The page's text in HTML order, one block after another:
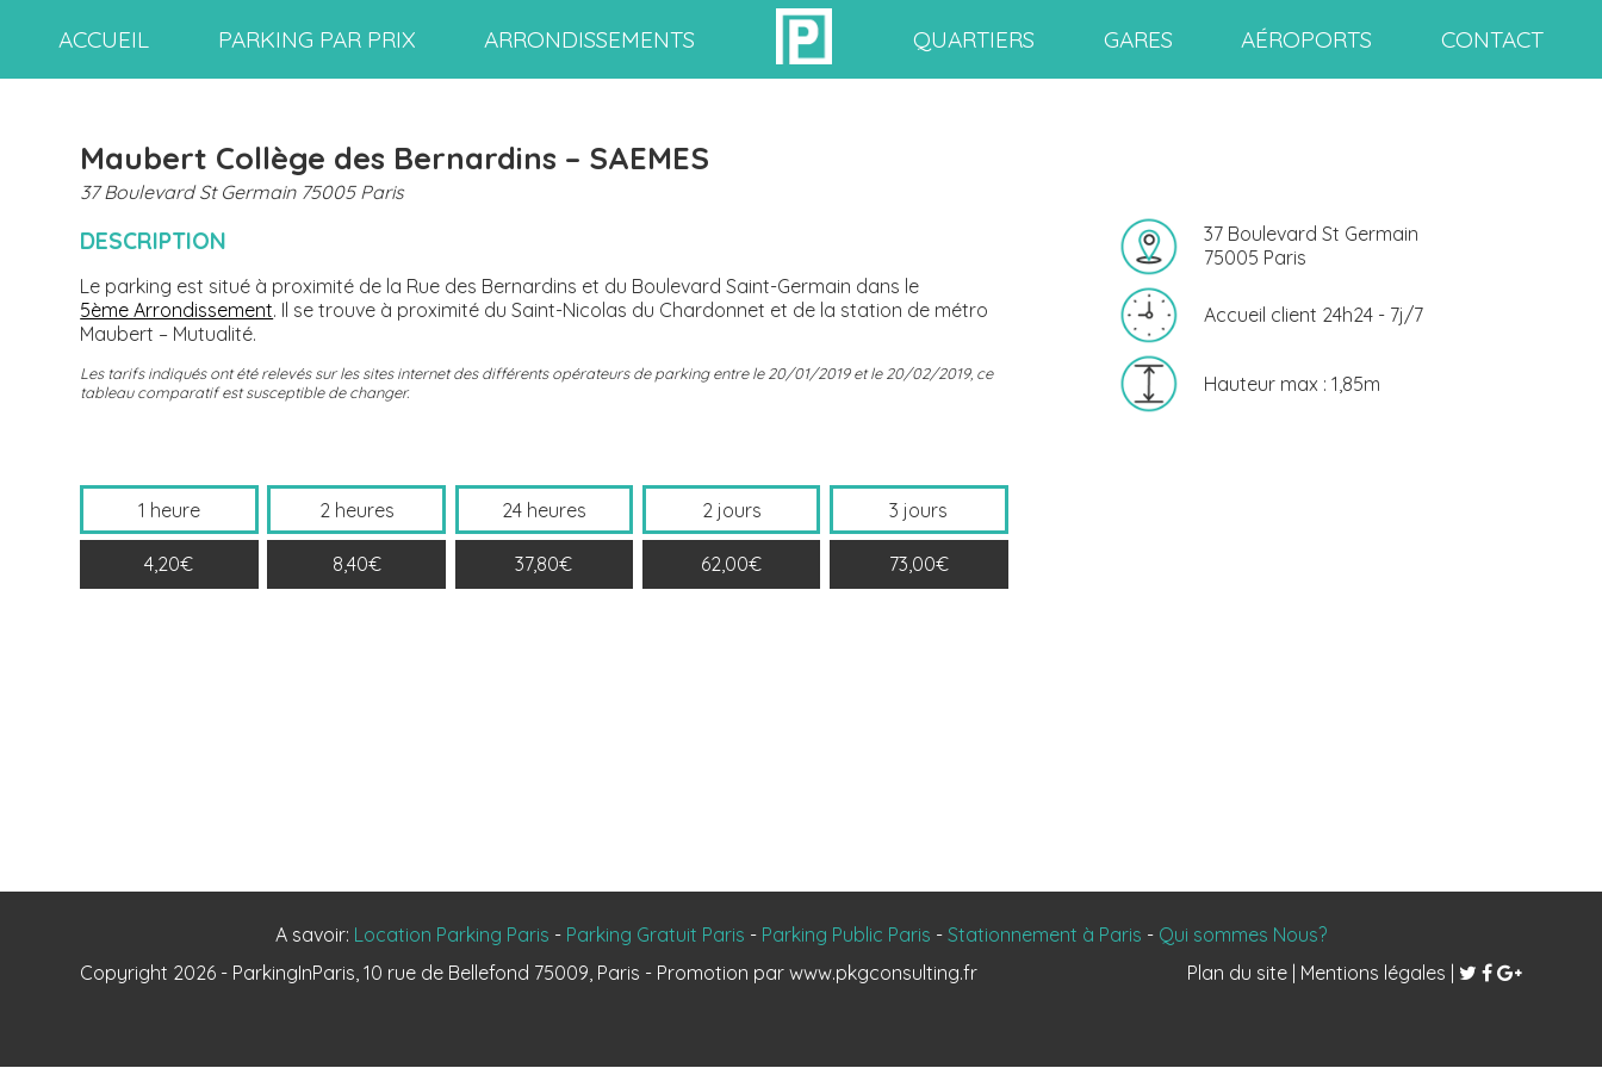
ACCUEIL PARKING PAR PRIX ARRONDISSEMENTS QUARTIERS GARES AÉROPORTS CONTACT
Maubert Collège des Bernardins – SAEMES
37 Boulevard St Germain 75005 Paris
DESCRIPTION
Le parking est situé à proximité de la Rue des Bernardins et du Boulevard Saint-Germain dans le
5ème Arrondissement. Il se trouve à proximité du Saint-Nicolas du Chardonnet et de la station de métro
Maubert – Mutualité.
Les tarifs indiqués ont été relevés sur les sites internet des différents opérateurs de parking entre le 20/01/2019 et le 20/02/2019, ce
tableau comparatif est susceptible de changer.
37 Boulevard St Germain
75005 Paris
Accueil client 24h24 - 7j/7
Hauteur max : 1,85m
1 heure
4,20€
2 heures
8,40€
24 heures
37,80€
2 jours
62,00€
3 jours
73,00€
A savoir: Location Parking Paris - Parking Gratuit Paris - Parking Public Paris - Stationnement à Paris - Qui sommes Nous?
Copyright 2026 - ParkingInParis, 10 rue de Bellefond 75009, Paris - Promotion parwww.pkgconsulting.fr Plan du site| Mentions légales